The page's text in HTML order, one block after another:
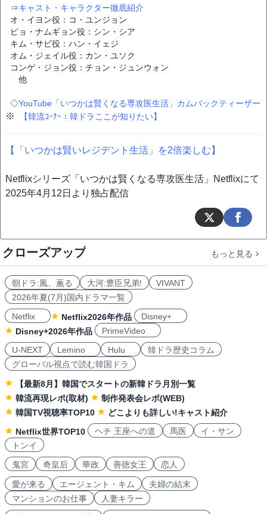
⇒キャスト・キャラクター徹底紹介
オ・イヨン役：コ・ユンジョン
ピョ・ナムギョン役：シン・シア
キム・サビ役：ハン・イェジ
オム・ジェイル役：カン・ユソク
コンゲ・ジョン役：チョン・ジュンウォン
他
◇YouTube「いつかは賢くなる専攻医生活」カムバックティーザー
※ 【韓流ｺｰﾅｰ：韓ドラここが知りたい】
【「いつかは賢いレジデント生活」を2倍楽しむ】
Netflixシリーズ「いつかは賢くなる専攻医生活」Netflixにて
2025年4月12日より独占配信
クローズアップ もっと見る
朝ドラ:風、薫る 大河:豊臣兄弟!
VIVANT
2026年夏(7月)国内ドラマ一覧
Netflix
Netflix2026年作品
Disney+
Disney+2026年作品
PrimeVideo
U-NEXT
Lemino Hulu
韓ドラ歴史コラム
グローバル視点で読む韓国ドラ
【最新8月】韓国でスタートの新韓ドラ月別一覧
韓流再現レポ(取材)
制作発表会レポ(WEB)
韓国TV視聴率TOP10
どこよりも詳しい!キャスト紹介
Netflix世界TOP10
ヘチ 王座への道 馬医
イ・サン
トンイ
鬼宮
奇皇后 華政 善徳女王 恋人
愛が来る エージェント・キム
夫婦の結末
マンションのお仕事
人妻キラー